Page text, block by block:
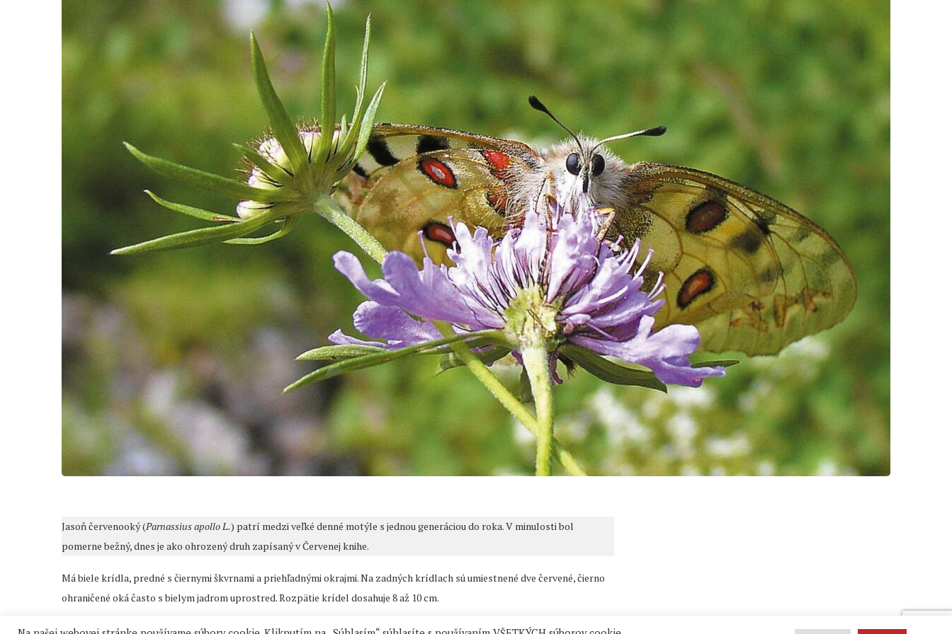
Jasoň červenooký (Parnassius apollo L.) patrí medzi veľké denné motýle s jednou generáciou do roka. V minulosti bol
pomerne bežný, dnes je ako ohrozený druh zapísaný v Červenej knihe.
Má biele krídla, predné s čiernymi škvrnami a priehľadnými okrajmi. Na zadných krídlach sú umiestnené dve červené, čierno
ohraničené oká často s bielym jadrom uprostred. Rozpätie krídel dosahuje 8 až 10 cm.